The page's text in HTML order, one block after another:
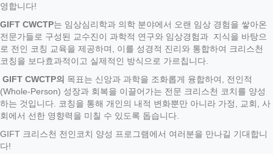
영합니다!
GIFT CWCTP는 임상심리학과 의학 분야에서 오랜 임상 경험을 쌓아온
전문가들로 구성된 교수진이 과학적 연구와 임상경험과 지식을 바탕으
로 전인 코칭 교육을 제공하며, 이를 성경적 진리와 통합하여 크리스천
코칭을 보다효과적이고 실제적인 방식으로 가르칩니다.
GIFT CWCTP의 목표는 신앙과 과학을 조화롭게 융합하여, 전인적
(Whole-Person) 성장과 회복을 이끌어가는 전문 크리스천 코치를 양성
하는 것입니다. 코칭을 통해 개인의 내적 변화뿐만 아니라 가정, 교회, 사
회에서 선한 영향력을 미칠 수 있도록 돕습니다.
GIFT 크리스천 전인코치 양성 프로그램에서 여러분을 만나길 기대합니
다!